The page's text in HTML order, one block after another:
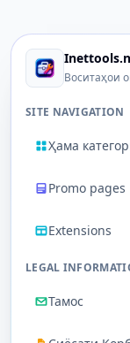
Воситаҳои
SITE NAVIGATION
Ҳама
Promo pages
Extensions
LEGAL
Тамос